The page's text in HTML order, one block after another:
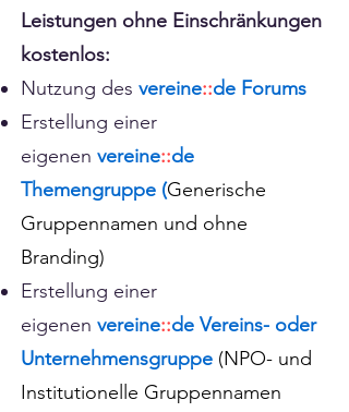
Leistungen ohne Einschränkungen
kostenlos:
Nutzung des vereine::de Forums
Erstellung einer
eigenen vereine::de
Themengruppe (Generische
Gruppennamen und ohne
Branding)
Erstellung einer
eigenen vereine::de Vereins- oder
Unternehmensgruppe (NPO- und
Institutionelle Gruppennamen